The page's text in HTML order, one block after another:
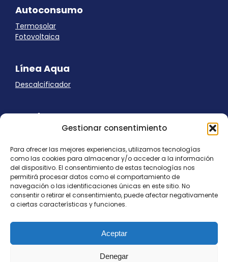
Gestionar consentimiento
Para ofrecer las mejores experiencias, utilizamos tecnologías
como las cookies para almacenar y/o acceder a la información
del dispositivo. El consentimiento de estas tecnologías nos
permitirá procesar datos como el comportamiento de
navegación o las identificaciones únicas en este sitio. No
consentir o retirar el consentimiento, puede afectar negativamente
a ciertas características y funciones.
Aceptar
Denegar
Autoconsumo
Termosolar
Fotovoltaica
Línea Aqua
Descalcificador
Ayuda
Panel Cookies
Política de privacidad
contacto@nostresol.com
Canal de Denuncias
Trabaja con nosotros